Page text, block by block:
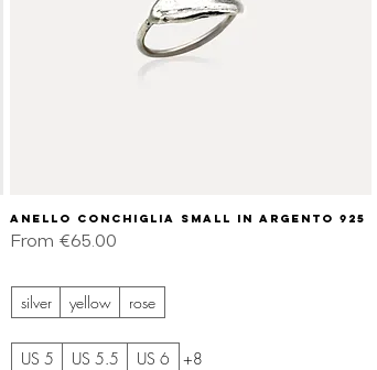
Quick View
Anello conchiglia small in argento 925
From €65.00
Sale Price
silver yellow rose
US 5 US 5.5 US 6 +8